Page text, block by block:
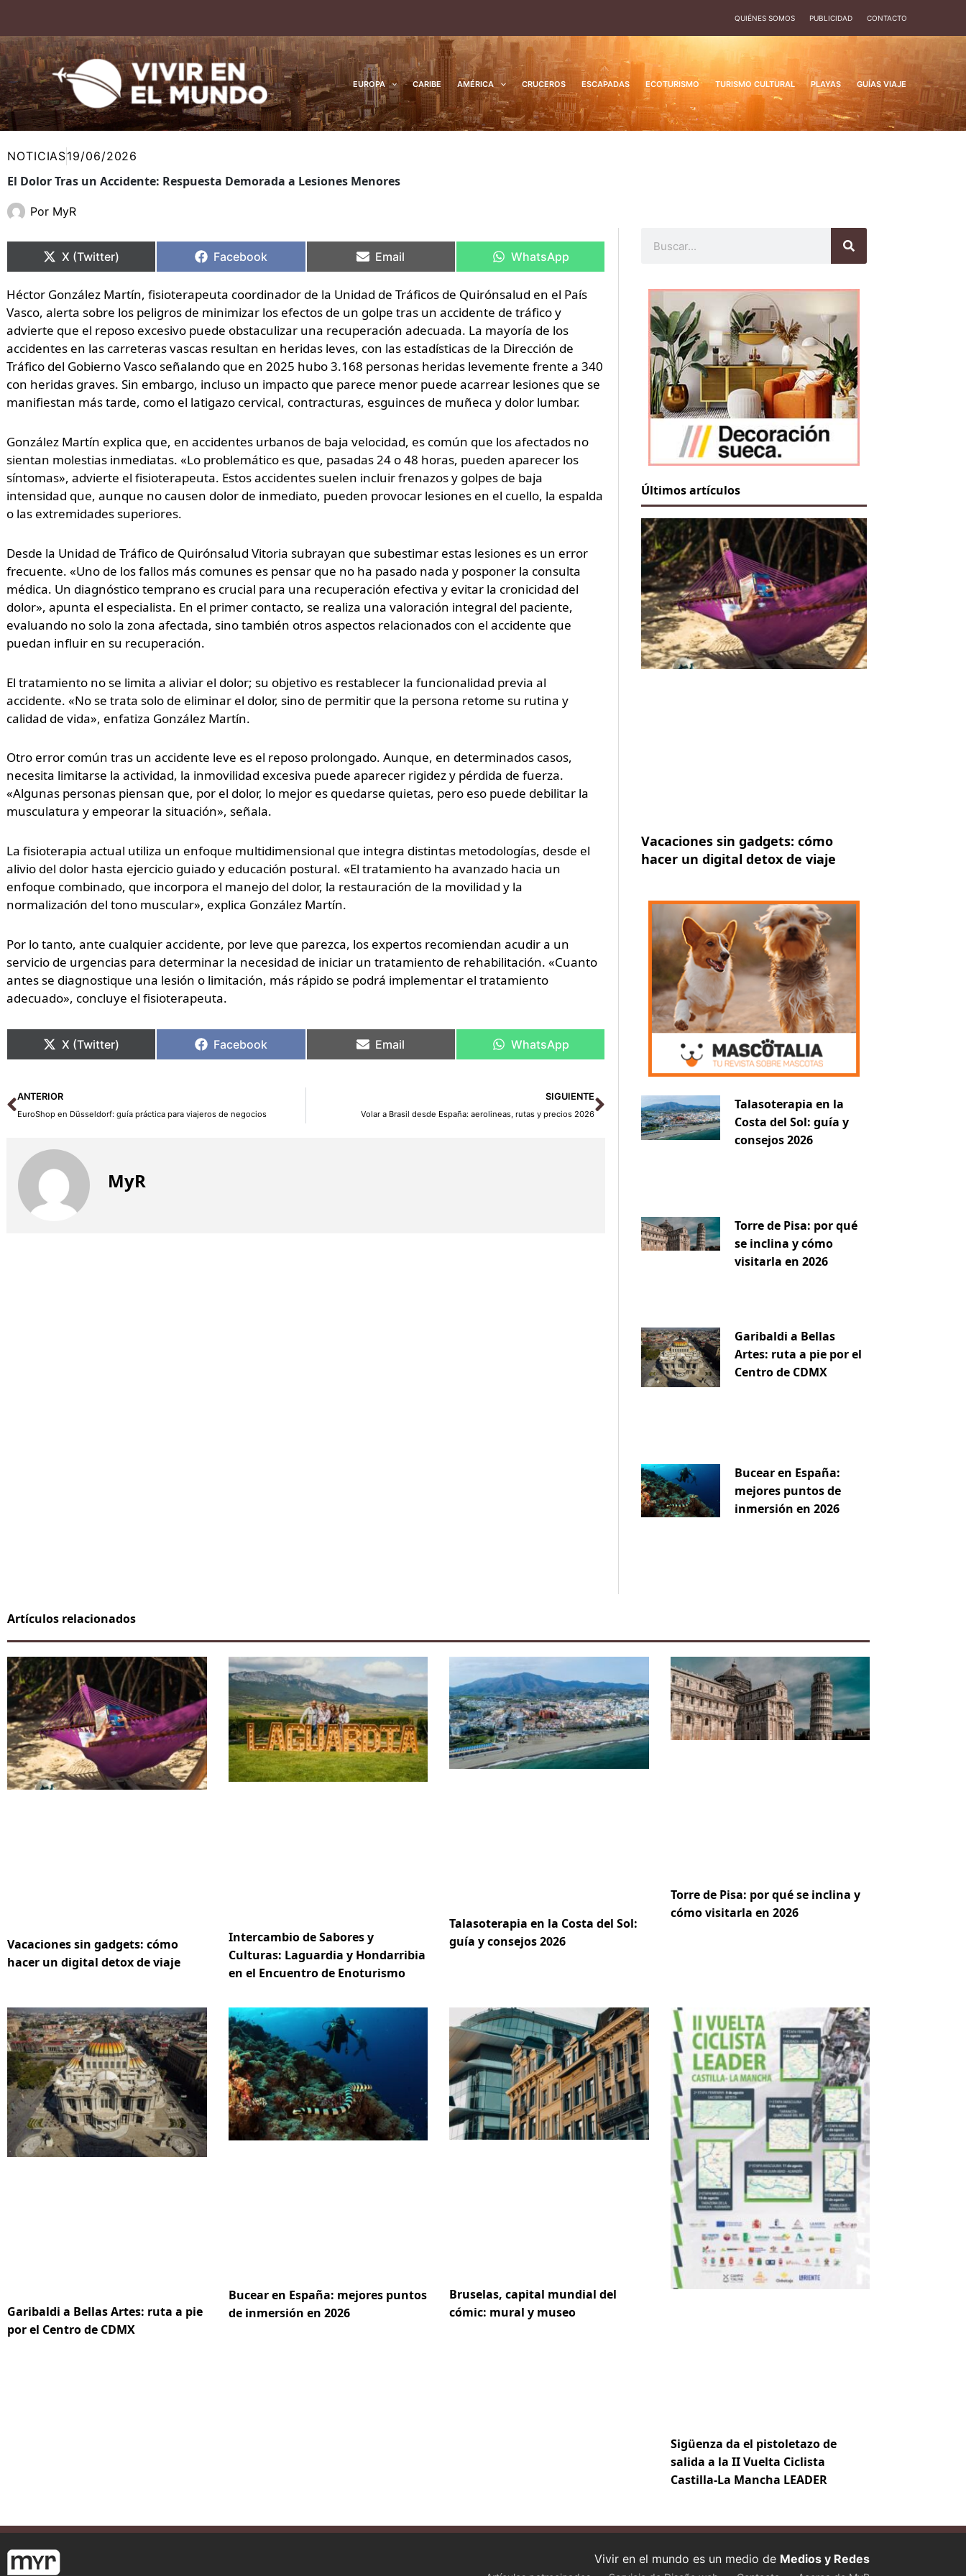
contenido
QUIÉNES SOMOS PUBLICIDAD CONTACTO
EUROPA CARIBE AMÉRICA CRUCEROS ESCAPADAS ECOTURISMO TURISMO CULTURAL PLAYAS GUÍAS VIAJE
NOTICIAS19/06/2026
El Dolor Tras un Accidente: Respuesta Demorada a Lesiones Menores
Por MyR
en
X (Twitter)
en
Facebook
en
Email
en
WhatsApp
Héctor González Martín, fisioterapeuta coordinador de la Unidad de Tráficos de Quirónsalud en el País
Vasco, alerta sobre los peligros de minimizar los efectos de un golpe tras un accidente de tráfico y
advierte que el reposo excesivo puede obstaculizar una recuperación adecuada. La mayoría de los
accidentes en las carreteras vascas resultan en heridas leves, con las estadísticas de la Dirección de
Tráfico del Gobierno Vasco señalando que en 2025 hubo 3.168 personas heridas levemente frente a 340
con heridas graves. Sin embargo, incluso un impacto que parece menor puede acarrear lesiones que se
manifiestan más tarde, como el latigazo cervical, contracturas, esguinces de muñeca y dolor lumbar.
González Martín explica que, en accidentes urbanos de baja velocidad, es común que los afectados no
sientan molestias inmediatas. «Lo problemático es que, pasadas 24 o 48 horas, pueden aparecer los
síntomas», advierte el fisioterapeuta. Estos accidentes suelen incluir frenazos y golpes de baja
intensidad que, aunque no causen dolor de inmediato, pueden provocar lesiones en el cuello, la espalda
o las extremidades superiores.
Desde la Unidad de Tráfico de Quirónsalud Vitoria subrayan que subestimar estas lesiones es un error
frecuente. «Uno de los fallos más comunes es pensar que no ha pasado nada y posponer la consulta
médica. Un diagnóstico temprano es crucial para una recuperación efectiva y evitar la cronicidad del
dolor», apunta el especialista. En el primer contacto, se realiza una valoración integral del paciente,
evaluando no solo la zona afectada, sino también otros aspectos relacionados con el accidente que
puedan influir en su recuperación.
El tratamiento no se limita a aliviar el dolor; su objetivo es restablecer la funcionalidad previa al
accidente. «No se trata solo de eliminar el dolor, sino de permitir que la persona retome su rutina y
calidad de vida», enfatiza González Martín.
Otro error común tras un accidente leve es el reposo prolongado. Aunque, en determinados casos,
necesita limitarse la actividad, la inmovilidad excesiva puede aparecer rigidez y pérdida de fuerza.
«Algunas personas piensan que, por el dolor, lo mejor es quedarse quietas, pero eso puede debilitar la
musculatura y empeorar la situación», señala.
La fisioterapia actual utiliza un enfoque multidimensional que integra distintas metodologías, desde el
alivio del dolor hasta ejercicio guiado y educación postural. «El tratamiento ha avanzado hacia un
enfoque combinado, que incorpora el manejo del dolor, la restauración de la movilidad y la
normalización del tono muscular», explica González Martín.
Por lo tanto, ante cualquier accidente, por leve que parezca, los expertos recomiendan acudir a un
servicio de urgencias para determinar la necesidad de iniciar un tratamiento de rehabilitación. «Cuanto
antes se diagnostique una lesión o limitación, más rápido se podrá implementar el tratamiento
adecuado», concluye el fisioterapeuta.
en
X (Twitter)
en
Facebook
en
Email
en
WhatsApp
Ant
ANTERIOR
EuroShop en Düsseldorf: guía práctica para viajeros de negocios
SIGUIENTE
Volar a Brasil desde España: aerolineas, rutas y precios 2026
Siguiente
MyR
Últimos artículos
Vacaciones sin gadgets: cómo
hacer un digital detox de viaje
Talasoterapia en la
Costa del Sol: guía y
consejos 2026
Torre de Pisa: por qué
se inclina y cómo
visitarla en 2026
Garibaldi a Bellas
Artes: ruta a pie por el
Centro de CDMX
Bucear en España:
mejores puntos de
inmersión en 2026
Artículos relacionados
Vacaciones sin gadgets: cómo
hacer un digital detox de viaje
Intercambio de Sabores y
Culturas: Laguardia y Hondarribia
en el Encuentro de Enoturismo
Talasoterapia en la Costa del Sol:
guía y consejos 2026
Torre de Pisa: por qué se inclina y
cómo visitarla en 2026
Garibaldi a Bellas Artes: ruta a pie
por el Centro de CDMX
Bucear en España: mejores puntos
de inmersión en 2026
Bruselas, capital mundial del
cómic: mural y museo
Sigüenza da el pistoletazo de
salida a la II Vuelta Ciclista
Castilla-La Mancha LEADER
Vivir en el mundo es un medio de Medios y Redes